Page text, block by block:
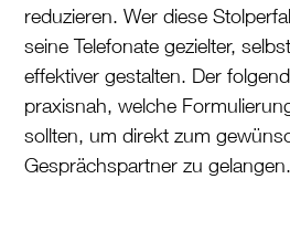
reduzieren. Wer diese
seine Telefonate gezielter,
effektiver gestalten. Der
praxisnah, welche
sollten, um direkt zum
Gesprächspartner zu gelangen.